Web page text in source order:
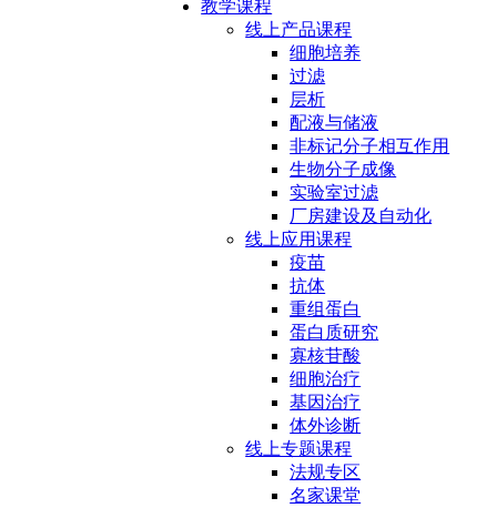
教学课程
线上产品课程
细胞培养
过滤
层析
配液与储液
非标记分子相互作用
生物分子成像
实验室过滤
厂房建设及自动化
线上应用课程
疫苗
抗体
重组蛋白
蛋白质研究
寡核苷酸
细胞治疗
基因治疗
体外诊断
线上专题课程
法规专区
名家课堂